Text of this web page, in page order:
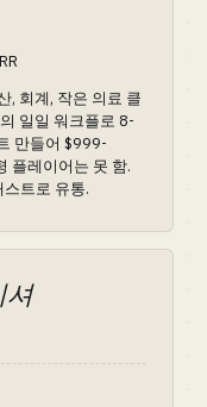
, 회계, 작은 의료 클
일일 워크플로 8-
만들어 $999-
플레이어는 못 함.
트로 유통.
셔